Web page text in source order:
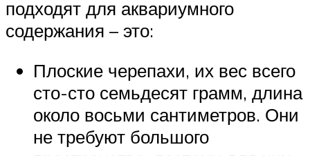
подходят для аквариумного
содержания – это:
Плоские черепахи, их вес всего
сто-сто семьдесят грамм, длина
около восьми сантиметров. Они
не требуют большого